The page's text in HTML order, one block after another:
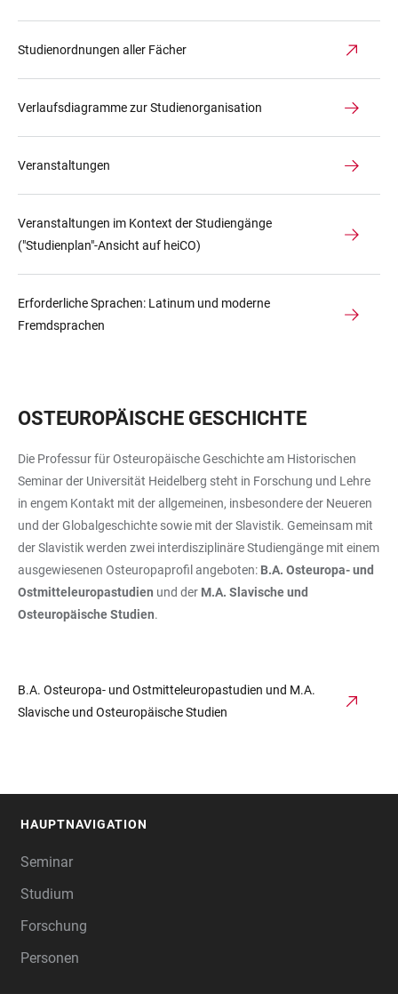
Studienordnungen aller Fächer
Verlaufsdiagramme zur Studienorganisation
Veranstaltungen
Veranstaltungen im Kontext der Studiengänge
("Studienplan"-Ansicht auf heiCO)
Erforderliche Sprachen: Latinum und moderne
Fremdsprachen
OSTEUROPÄISCHE GESCHICHTE
Die Professur für Osteuropäische Geschichte am Historischen
Seminar der Universität Heidelberg steht in Forschung und Lehre
in engem Kontakt mit der allgemeinen, insbesondere der Neueren
und der Globalgeschichte sowie mit der Slavistik. Gemeinsam mit
der Slavistik werden zwei interdisziplinäre Studiengänge mit einem
ausgewiesenen Osteuropaprofil angeboten: B.A. Osteuropa- und
Ostmitteleuropastudien und der M.A. Slavische und
Osteuropäische Studien.
B.A. Osteuropa- und Ostmitteleuropastudien und M.A.
Slavische und Osteuropäische Studien
HAUPTNAVIGATION
Seminar
Studium
Forschung
Personen